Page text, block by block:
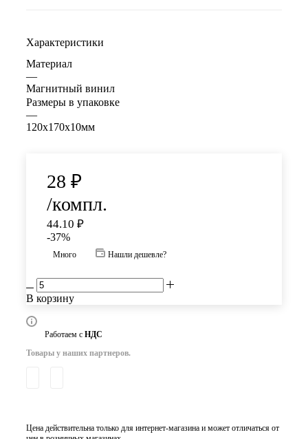
Характеристики
Материал
—
Магнитный винил
Размеры в упаковке
—
120х170х10мм
28 ₽
/компл.
44.10 ₽
-37%
Много Нашли дешевле?
В корзину
Работаем с НДС
Товары у наших партнеров.
Цена действительна только для интернет-магазина и может отличаться от